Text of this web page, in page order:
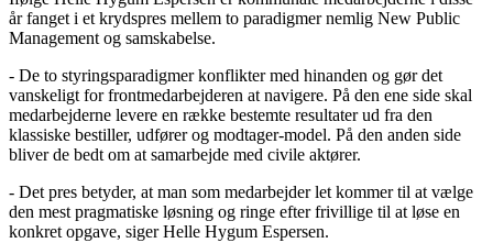
år fanget i et krydspres mellem to paradigmer nemlig New Public
Management og samskabelse.
- De to styringsparadigmer konflikter med hinanden og gør det
vanskeligt for frontmedarbejderen at navigere. På den ene side skal
medarbejderne levere en række bestemte resultater ud fra den
klassiske bestiller, udfører og modtager-model. På den anden side
bliver de bedt om at samarbejde med civile aktører.
- Det pres betyder, at man som medarbejder let kommer til at vælge
den mest pragmatiske løsning og ringe efter frivillige til at løse en
konkret opgave, siger Helle Hygum Espersen.